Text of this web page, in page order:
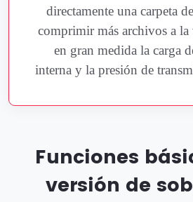
directamente una carpeta
comprimir más archivos a la
en gran medida la carga
interna y la presión de
Funciones
versión de